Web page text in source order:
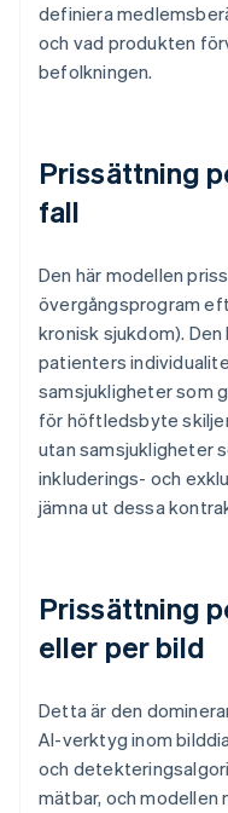
definiera
och vad produkten
befolkningen.
Prissättning
fall
Den här modellen
övergångsprogram
kronisk sjukdom).
patienters
samsjukligheter som
för höftledsbyte
utan samsjukligheter
inkluderings- och
jämna ut dessa
Prissättning
eller per bild
Detta är den
AI-verktyg inom
och
mätbar, och modellen